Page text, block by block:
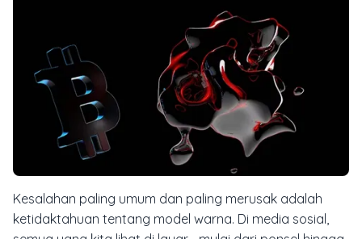
Kesalahan paling umum dan paling merusak adalah
ketidaktahuan tentang model warna. Di media sosial,